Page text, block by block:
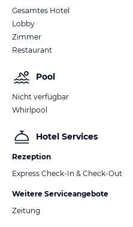
Gesamtes Hotel
Lobby
Zimmer
Restaurant
Pool
Nicht verfügbar
Whirlpool
Hotel Services
Rezeption
Express Check-In & Check-Out
Weitere Serviceangebote
Zeitung